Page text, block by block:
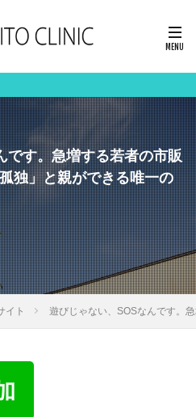
です。急増する若者の市販
独」と親ができる唯一の
イト 遊びじゃない、SOSなんです。